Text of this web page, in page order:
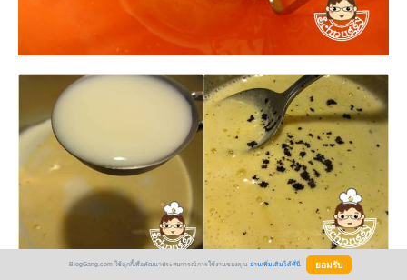
BlogGang.com ใช้คุกกี้เพื่อพัฒนาประสบการณ์การใช้งานของคุณ อ่านเพิ่มเติมได้ที่นี่